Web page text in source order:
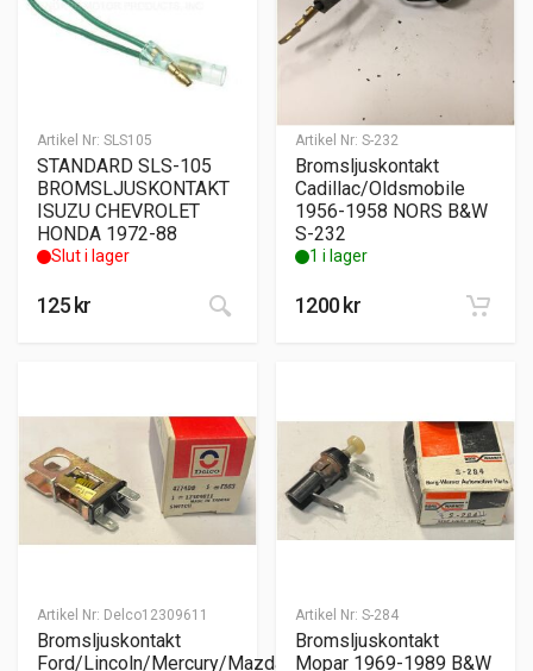
Artikel Nr: SLS105
STANDARD SLS-105
BROMSLJUSKONTAKT
ISUZU CHEVROLET
HONDA 1972-88
Slut i lager
125kr
Artikel Nr: S-232
Bromsljuskontakt
Cadillac/Oldsmobile
1956-1958 NORS B&W
S-232
1 i lager
1200kr
Artikel Nr: Delco12309611
Bromsljuskontakt
Ford/Lincoln/Mercury/Mazda
Artikel Nr: S-284
Bromsljuskontakt
Mopar 1969-1989 B&W